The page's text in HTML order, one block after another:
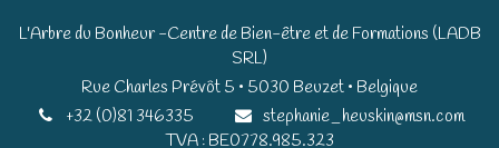
L'Arbre du Bonheur -Centre de Bien-être et de Formations (LADB
SRL)
Rue Charles Prévôt 5 • 5030 Beuzet • Belgique​​
+32 (0)81 346335
stephanie_heuskin@msn.com
TVA : BE0778.985.323